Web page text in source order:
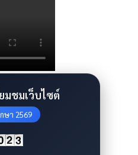
มชมเว็บไซต์
ษา 2569